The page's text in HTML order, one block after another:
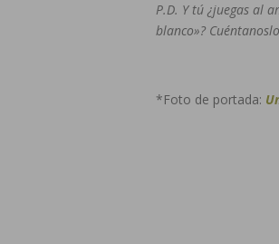
P.D. Y tú ¿juegas al
blanco»?
*Foto de portada: